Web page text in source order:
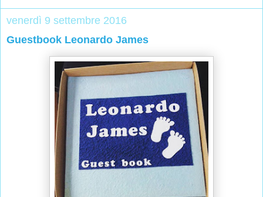
venerdì 9 settembre 2016
Guestbook Leonardo James